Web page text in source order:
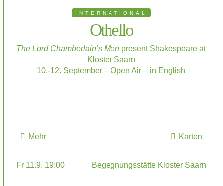
INTERNATIONAL
Othello
The Lord Chamberlain’s Men present Shakespeare at
Kloster Saarn
10.-12. September – Open Air – in English
Mehr Karten
Fr 11.9. 19:00 Begegnungsstätte Kloster Saarn